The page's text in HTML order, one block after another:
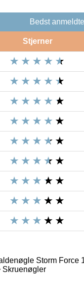
Bedst
Stjerner
Storm Force
Skruenøgler